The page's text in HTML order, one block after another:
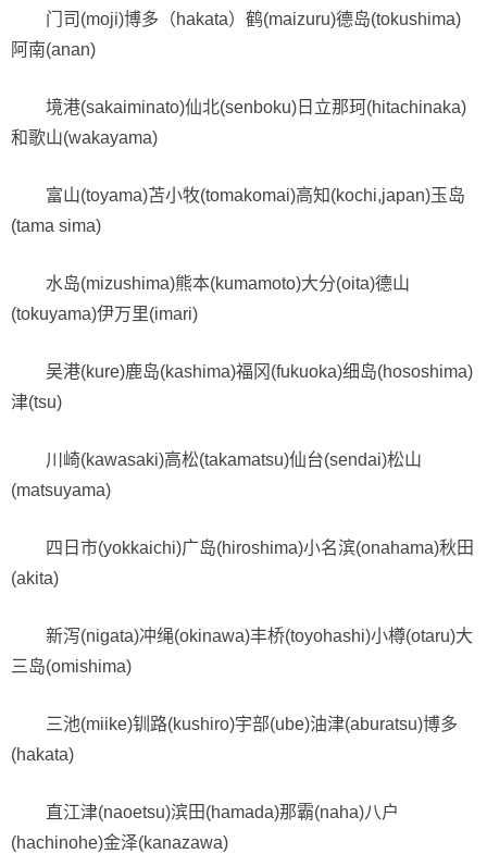
门司(moji)博多（hakata）鹤(maizuru)德岛(tokushima)
阿南(anan)
境港(sakaiminato)仙北(senboku)日立那珂(hitachinaka)
和歌山(wakayama)
富山(toyama)苫小牧(tomakomai)高知(kochi,japan)玉岛
(tama sima)
水岛(mizushima)熊本(kumamoto)大分(oita)德山
(tokuyama)伊万里(imari)
吴港(kure)鹿岛(kashima)福冈(fukuoka)细岛(hososhima)
津(tsu)
川崎(kawasaki)高松(takamatsu)仙台(sendai)松山
(matsuyama)
四日市(yokkaichi)广岛(hiroshima)小名滨(onahama)秋田
(akita)
新泻(nigata)冲绳(okinawa)丰桥(toyohashi)小樽(otaru)大
三岛(omishima)
三池(miike)钏路(kushiro)宇部(ube)油津(aburatsu)博多
(hakata)
直江津(naoetsu)滨田(hamada)那霸(naha)八户
(hachinohe)金泽(kanazawa)